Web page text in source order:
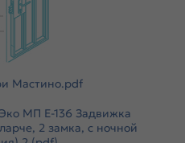
2 контура уплотнителей
полотна и короба,
Мин вата
Мастино.pdf
МП E-136 Задвижка
2 замка, с ночной